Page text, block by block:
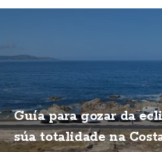
Guía para gozar da
súa totalidade na